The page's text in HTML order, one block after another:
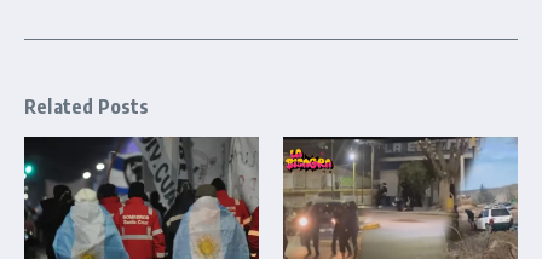
Related Posts